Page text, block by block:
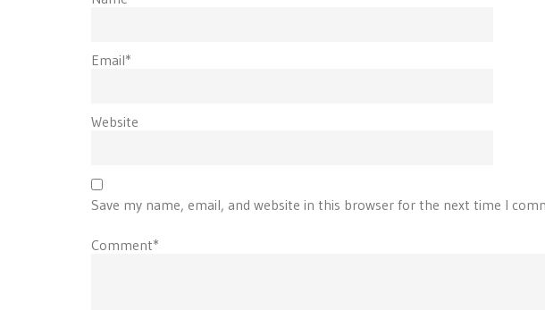
Email*
Website
Save my name, email, and website in this browser for the next time I
Comment*